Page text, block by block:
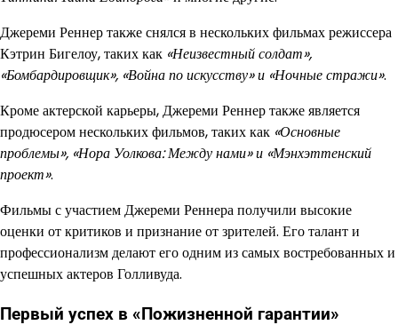
Джереми Реннер также снялся в нескольких фильмах режиссера
Кэтрин Бигелоу, таких как «Неизвестный солдат»,
«Бомбардировщик», «Война по искусству» и «Ночные стражи».
Кроме актерской карьеры, Джереми Реннер также является
продюсером нескольких фильмов, таких как «Основные
проблемы», «Нора Уолкова: Между нами» и «Мэнхэттенский
проект».
Фильмы с участием Джереми Реннера получили высокие
оценки от критиков и признание от зрителей. Его талант и
профессионализм делают его одним из самых востребованных и
успешных актеров Голливуда.
Первый успех в «Пожизненной гарантии»